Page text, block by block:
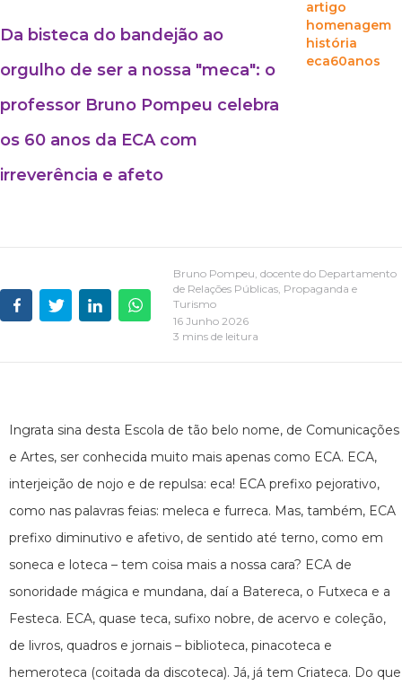
Da bisteca do bandejão ao
orgulho de ser a nossa "meca": o
professor Bruno Pompeu celebra
os 60 anos da ECA com
irreverência e afeto
artigo
homenagem
história
eca60anos
Bruno Pompeu, docente do Departamento
de Relações Públicas, Propaganda e
Turismo
16 Junho 2026
3 mins de leitura
​Ingrata sina desta Escola de tão belo nome, de Comunicações
e Artes, ser conhecida muito mais apenas como ECA. ECA,
interjeição de nojo e de repulsa: eca! ECA prefixo pejorativo,
como nas palavras feias: meleca e furreca. Mas, também, ECA
prefixo diminutivo e afetivo, de sentido até terno, como em
soneca e loteca – tem coisa mais a nossa cara? ECA de
sonoridade mágica e mundana, daí a Batereca, o Futxeca e a
Festeca. ECA, quase teca, sufixo nobre, de acervo e coleção,
de livros, quadros e jornais – biblioteca, pinacoteca e
hemeroteca (coitada da discoteca). Já, já tem Criateca. Do que